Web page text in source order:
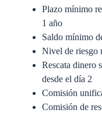
Plazo mínimo
1 año
Saldo mínimo
Nivel de riesgo
Rescata dinero
desde el día 2
Comisión
Comisión de